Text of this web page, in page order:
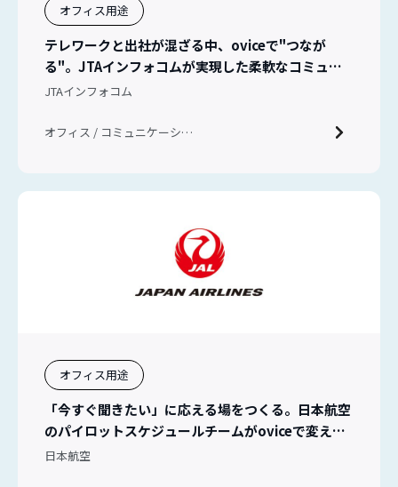
オフィス用途
テレワークと出社が混ざる中、oviceで"つなが
る"。JTAインフォコムが実現した柔軟なコミュニ
ケーション
JTAインフォコム
オフィス / コミュニケーショ
オフィス用途
「今すぐ聞きたい」に応える場をつくる。日本航空
のパイロットスケジュールチームがoviceで変えた
チームコミュニケーション
日本航空